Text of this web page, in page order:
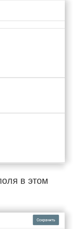
в этом